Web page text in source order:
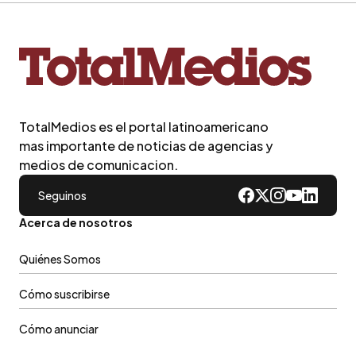
TotalMedios es el portal latinoamericano
mas importante de noticias de agencias y
medios de comunicacion.
Seguinos
Acerca de nosotros
Quiénes Somos
Cómo suscribirse
Cómo anunciar